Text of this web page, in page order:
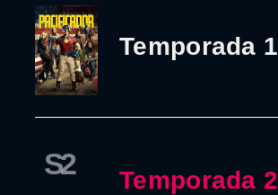
Temporada 1
S2 Temporada 2